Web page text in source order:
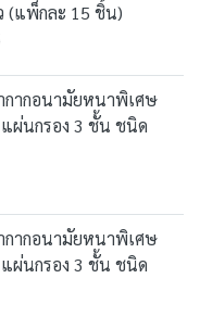
(แพ็กละ 15 ชิ้น)
กากอนามัยหนาพิเศษ
แผ่นกรอง 3 ชั้น ชนิด
กากอนามัยหนาพิเศษ
แผ่นกรอง 3 ชั้น ชนิด